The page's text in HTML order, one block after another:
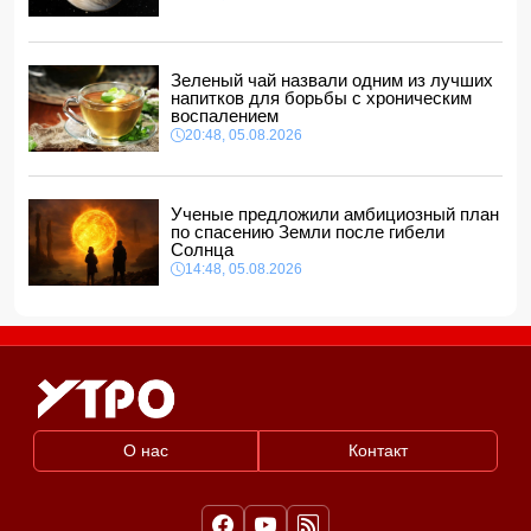
12:48, 06.08.2026
гибелью граждан Азербайджана в Азовском и Чёрном
морях
12:40, 06.08.2026
Зеленый чай назвали одним из лучших
напитков для борьбы с хроническим
воспалением
20:48, 05.08.2026
Ученые предложили амбициозный план
по спасению Земли после гибели
Солнца
14:48, 05.08.2026
О нас Контакт